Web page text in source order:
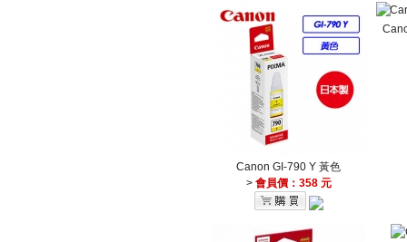
Canon GI-790 Y 黃色
> 會員價：358 元